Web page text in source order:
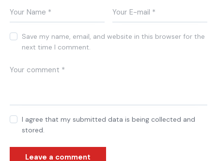
Save my name, email, and website in this browser for the
next time I comment.
I agree that my submitted data is being collected and
stored.